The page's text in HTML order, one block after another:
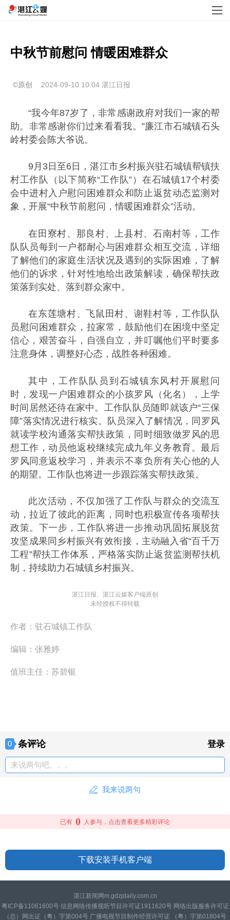
中秋节前慰问 情暖困难群众
©原创 2024-09-10 10:04 湛江日报
“我今年87岁了，非常感谢政府对我们一家的帮
助。非常感谢你们过来看看我。”廉江市石城镇石头
岭村委会陈大爷说。
9月3日至6日，湛江市乡村振兴驻石城镇帮镇扶
村工作队（以下简称“工作队”）在石城镇17个村委
会中进村入户慰问困难群众和防止返贫动态监测对
象，开展“中秋节前慰问，情暖困难群众”活动。
在田寮村、那良村、上县村、石南村等，工作
队队员每到一户都耐心与困难群众相互交流，详细
了解他们的家庭生活状况及遇到的实际困难，了解
他们的诉求，针对性地给出政策解读，确保帮扶政
策落到实处、落到群众家中。
在东莲塘村、飞鼠田村、谢鞋村等，工作队队
员慰问困难群众，拉家常，鼓励他们在困境中坚定
信心，艰苦奋斗，自强自立，并叮嘱他们平时要多
注意身体，调整好心态，战胜各种困难。
其中，工作队队员到石城镇东风村开展慰问
时，发现一户困难群众的小孩罗风（化名），上学
时间居然还待在家中。工作队队员随即就该户“三保
障”落实情况进行核实。队员深入了解情况，同罗风
就读学校沟通落实帮扶政策，同时细致做罗风的思
想工作，动员他返校继续完成九年义务教育。最后
罗风同意返校学习，并表示不辜负所有关心他的人
的期望。工作队也将进一步跟踪落实帮扶政策。
此次活动，不仅加强了工作队与群众的交流互
动，拉近了彼此的距离，同时也积极宣传各项帮扶
政策。下一步，工作队将进一步推动巩固拓展脱贫
攻坚成果同乡村振兴有效衔接，主动融入省“百千万
工程”帮扶工作体系，严格落实防止返贫监测帮扶机
制，持续助力石城镇乡村振兴。
湛江日报、湛江云媒客户端原创
未经授权不得转载
作者： 驻石城镇工作队
编辑： 张雅婷
值班主任： 苏碧银
0 条评论 登录
来说两句吧。。。
我来说两句
已有 0 人参与，点击查看更多精彩评论
下载安装手机客户端
湛江新闻网m.gdzjdaily.com.cn
粤ICP备11061600号 信息网络传播视听节目许可证1911620号 网络出版服务许可证
（总）网出证（粤）字第004号 广播电视节目制作经营许可证 （粤）字第01804号